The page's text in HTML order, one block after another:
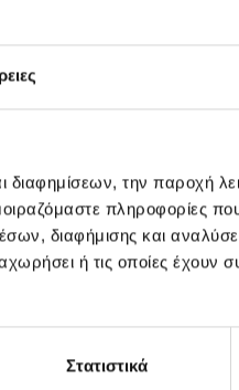
διαφημίσεων, την παροχή
πληροφορίες
διαφήμισης και
ή τις οποίες έχουν
Στατιστικά
Διατροφής για Βρέφη